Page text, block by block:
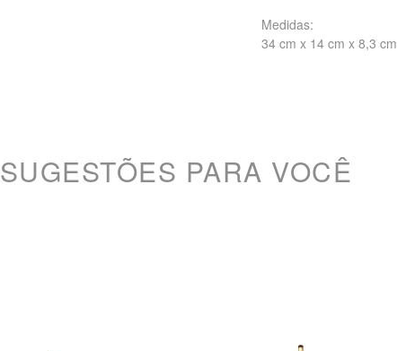
Medidas:
34 cm x 14 cm x 8,3 cm
SUGESTÕES PARA VOCÊ